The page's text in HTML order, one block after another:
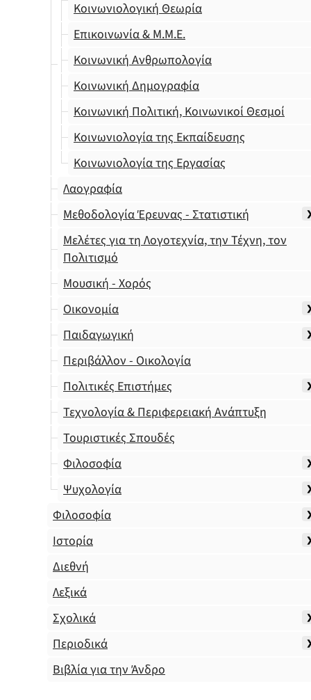
Κοινωνιολογική Θεωρία
Επικοινωνία & Μ.Μ.Ε.
Κοινωνική Ανθρωπολογία
Κοινωνική Δημογραφία
Κοινωνική Πολιτική, Κοινωνικοί Θεσμοί
Κοινωνιολογία της Εκπαίδευσης
Κοινωνιολογία της Εργασίας
Λαογραφία
Μεθοδολογία Έρευνας - Στατιστική
Μελέτες για τη Λογοτεχνία, την Τέχνη, τον
Πολιτισμό
Μουσική - Χορός
Οικονομία
Παιδαγωγική
Περιβάλλον - Οικολογία
Πολιτικές Επιστήμες
Τεχνολογία & Περιφερειακή Ανάπτυξη
Τουριστικές Σπουδές
Φιλοσοφία
Ψυχολογία
Φιλοσοφία
Ιστορία
Διεθνή
Λεξικά
Σχολικά
Περιοδικά
Βιβλία για την Άνδρο